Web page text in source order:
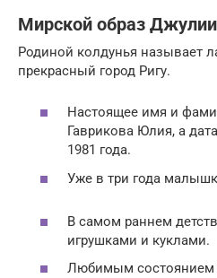
Мирской образ
Родиной колдунья называет
прекрасный город Ригу.
Настоящее имя и
Гаврикова Юлия, а
1981 года.
Уже в три года
В самом раннем
игрушками и куклами.
Любимым состоянием